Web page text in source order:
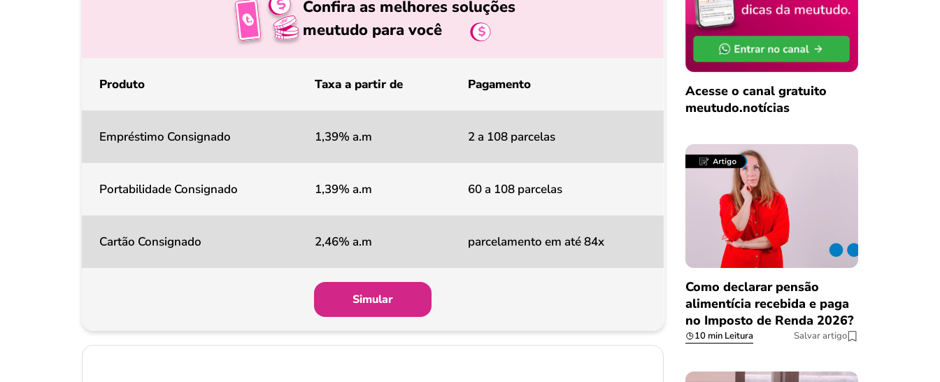
Confira as melhores soluções
meutudo para você
Produto Taxa a partir de Pagamento
Empréstimo Consignado 1,39% a.m 2 a 108 parcelas
Portabilidade Consignado 1,39% a.m 60 a 108 parcelas
Cartão Consignado 2,46% a.m parcelamento em até 84x
Simular
Acesse o canal gratuito
meutudo.notícias
Como declarar pensão
alimentícia recebida e paga
no Imposto de Renda 2026?
10 min Leitura Salvar artigo